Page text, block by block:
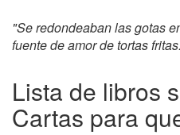
"Se redondeaban las gotas
fuente de amor de tortas
Lista de libros
Cartas para